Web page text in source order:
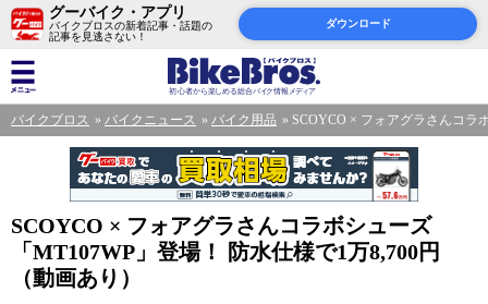
グーバイク・アプリ
バイクブロスの新着記事・話題の
記事を見逃さない！
ダウンロード
バイクブロス バイクニュース バイク用品 SCOYCO × フォアグラさんコラ
SCOYCO × フォアグラさんコラボシューズ
「MT107WP」登場！ 防水仕様で1万8,700円
（動画あり）